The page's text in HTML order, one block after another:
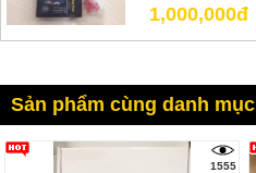
1,000,000đ
Sản phẩm cùng danh mục
1555